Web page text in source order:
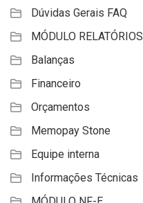
Dúvidas Gerais FAQ
MÓDULO RELATÓRIOS
Balanças
Financeiro
Orçamentos
Memopay Stone
Equipe interna
Informações Técnicas